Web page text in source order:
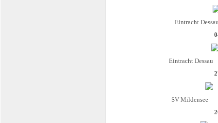
Eintracht
Eintracht Dessau
SV Mildensee